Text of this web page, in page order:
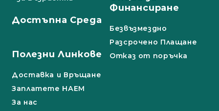
Достъпна Среда
Финансиране
Безвъзмездно
Разсрочено Плащане
Полезни Линкове
Доставка и Връщане
Заплатете НАЕМ
За нас
Отказ от поръчка